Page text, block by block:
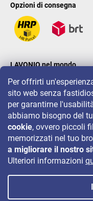
Per offrirti
sito web senza
per garantirne
abbiamo bisogno del
cookie, ovvero piccoli
memorizzati nel tuo
a migliorare il nostro
Ulteriori informazioni
Opzioni di consegna
LAVONIO nel mondo
Per eventi, concorsi e
Copyright 2026